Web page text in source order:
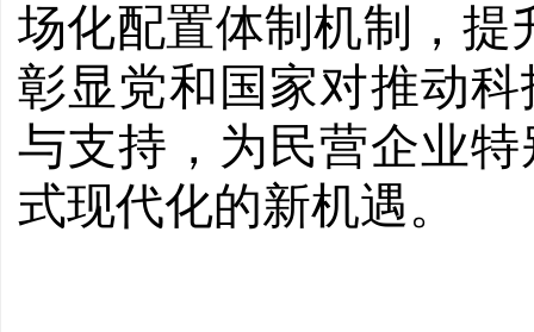
场化配置体制机制，提
彰显党和国家对推动
与支持，为民营企业
式现代化的新机遇。